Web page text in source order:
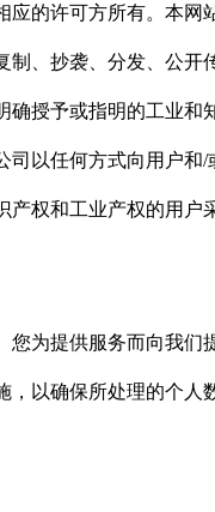
应的许可方所有。本网
、抄袭、分发、公开
授予或指明的工业和
以任何方式向用户和
权和工业产权的用户
您为提供服务而向我
以确保所处理的个人